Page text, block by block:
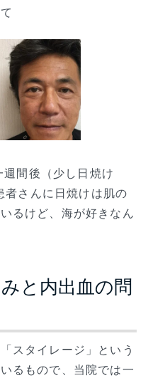
間後（少し日焼け
さんに日焼けは肌の
るけど、海が好きなん
と内出血の問
スタイレージ」という
るもので、当院では一